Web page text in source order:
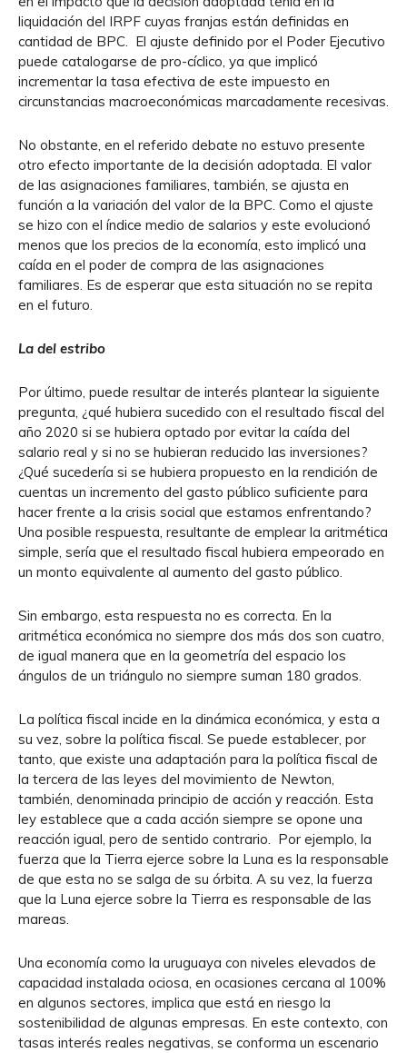
liquidación del IRPF cuyas franjas están definidas en
cantidad de BPC. El ajuste definido por el Poder Ejecutivo
puede catalogarse de pro-cíclico, ya que implicó
incrementar la tasa efectiva de este impuesto en
circunstancias macroeconómicas marcadamente recesivas.
No obstante, en el referido debate no estuvo presente
otro efecto importante de la decisión adoptada. El valor
de las asignaciones familiares, también, se ajusta en
función a la variación del valor de la BPC. Como el ajuste
se hizo con el índice medio de salarios y este evolucionó
menos que los precios de la economía, esto implicó una
caída en el poder de compra de las asignaciones
familiares. Es de esperar que esta situación no se repita
en el futuro.
La del estribo
Por último, puede resultar de interés plantear la siguiente
pregunta, ¿qué hubiera sucedido con el resultado fiscal del
año 2020 si se hubiera optado por evitar la caída del
salario real y si no se hubieran reducido las inversiones?
¿Qué sucedería si se hubiera propuesto en la rendición de
cuentas un incremento del gasto público suficiente para
hacer frente a la crisis social que estamos enfrentando?
Una posible respuesta, resultante de emplear la aritmética
simple, sería que el resultado fiscal hubiera empeorado en
un monto equivalente al aumento del gasto público.
Sin embargo, esta respuesta no es correcta. En la
aritmética económica no siempre dos más dos son cuatro,
de igual manera que en la geometría del espacio los
ángulos de un triángulo no siempre suman 180 grados.
La política fiscal incide en la dinámica económica, y esta a
su vez, sobre la política fiscal. Se puede establecer, por
tanto, que existe una adaptación para la política fiscal de
la tercera de las leyes del movimiento de Newton,
también, denominada principio de acción y reacción. Esta
ley establece que a cada acción siempre se opone una
reacción igual, pero de sentido contrario. Por ejemplo, la
fuerza que la Tierra ejerce sobre la Luna es la responsable
de que esta no se salga de su órbita. A su vez, la fuerza
que la Luna ejerce sobre la Tierra es responsable de las
mareas.
Una economía como la uruguaya con niveles elevados de
capacidad instalada ociosa, en ocasiones cercana al 100%
en algunos sectores, implica que está en riesgo la
sostenibilidad de algunas empresas. En este contexto, con
tasas interés reales negativas, se conforma un escenario